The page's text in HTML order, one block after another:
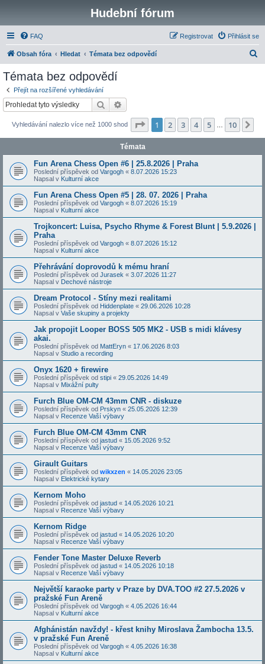
Hudební fórum
FAQ Přihlásit se
Registrovat
Obsah fóra Hledat Témata bez odpovědí
Témata bez odpovědí
Přejít na rozšířené vyhledávání
Hledat
Vyhledávání nalezlo více než 1000 shod Stránka z 10
1 2 3 4 5 10
Témata
Fun Arena Chess Open #6 | 25.8.2026 | Praha
Poslední příspěvek od Vargogh « 8.07.2026 15:23
Napsal v Kulturní akce
Fun Arena Chess Open #5 | 28. 07. 2026 | Praha
Poslední příspěvek od Vargogh « 8.07.2026 15:19
Napsal v Kulturní akce
Trojkoncert: Luisa, Psycho Rhyme & Forest Blunt | 5.9.2026 |
Praha
Poslední příspěvek od Vargogh « 8.07.2026 15:12
Napsal v Kulturní akce
Přehrávání doprovodů k mému hraní
Poslední příspěvek od Jurasek « 3.07.2026 11:27
Napsal v Dechové nástroje
Dream Protocol - Stíny mezi realitami
Poslední příspěvek od Hiddenplate « 29.06.2026 10:28
Napsal v Vaše skupiny a projekty
Jak propojit Looper BOSS 505 MK2 - USB s midi klávesy
akai.
Poslední příspěvek od MattEryn « 17.06.2026 8:03
Napsal v Studio a recording
Onyx 1620 + firewire
Poslední příspěvek od stipi « 29.05.2026 14:49
Napsal v Mixážní pulty
Furch Blue OM-CM 43mm CNR - diskuze
Poslední příspěvek od Prskyn « 25.05.2026 12:39
Napsal v Recenze Vaší výbavy
Furch Blue OM-CM 43mm CNR
Poslední příspěvek od jastud « 15.05.2026 9:52
Napsal v Recenze Vaší výbavy
Girault Guitars
Poslední příspěvek od wikxzen « 14.05.2026 23:05
Napsal v Elektrické kytary
Kernom Moho
Poslední příspěvek od jastud « 14.05.2026 10:21
Napsal v Recenze Vaší výbavy
Kernom Ridge
Poslední příspěvek od jastud « 14.05.2026 10:20
Napsal v Recenze Vaší výbavy
Fender Tone Master Deluxe Reverb
Poslední příspěvek od jastud « 14.05.2026 10:18
Napsal v Recenze Vaší výbavy
Největší karaoke party v Praze by DVA.TOO #2 27.5.2026 v
pražské Fun Areně
Poslední příspěvek od Vargogh « 4.05.2026 16:44
Napsal v Kulturní akce
Afghánistán navždy! - křest knihy Miroslava Žambocha 13.5.
v pražské Fun Areně
Poslední příspěvek od Vargogh « 4.05.2026 16:38
Napsal v Kulturní akce